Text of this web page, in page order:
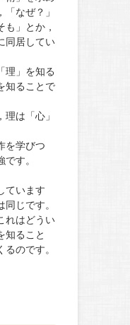
なぜ？」
も」とか，
同居してい
」を知る
知ることで
は「心」
学びつ
す。
います
じです。
れはどうい
知ること
のです。